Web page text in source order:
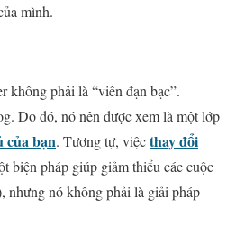
mình.
không phải là “viên đạn bạc”.
Do đó, nó nên được xem là một lớp
của bạn. Tương tự, việcthay đổi
biện pháp giúp giảm thiểu các cuộc
nhưng nó không phải là giải pháp